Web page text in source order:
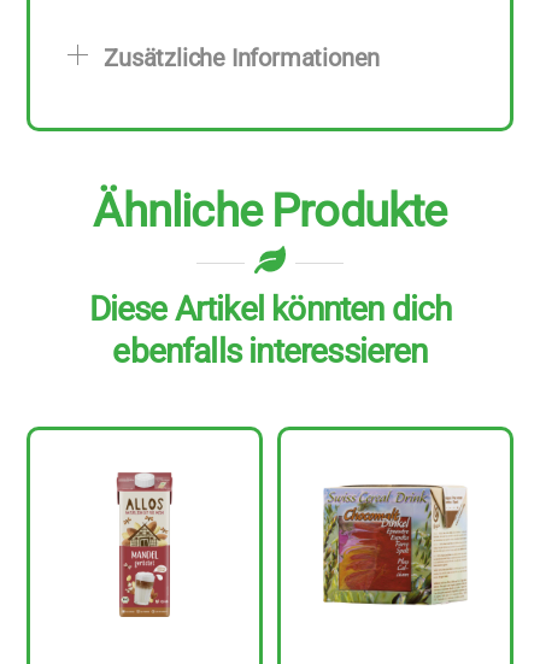
zu
l
Zusätzliche Informationen
Ähnliche Produkte
Diese Artikel könnten dich
ebenfalls interessieren